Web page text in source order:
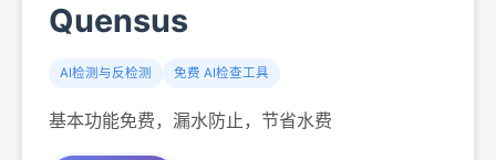
Quensus
AI检测与反检测 免费 AI检查工具
基本功能免费，漏水防止，节省水费